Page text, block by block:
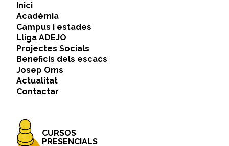
Inici
Acadèmia
Campus i estades
Lliga ADEJO
Projectes Socials
Beneficis dels escacs
Josep Oms
Actualitat
Contactar
CURSOS
PRESENCIALS